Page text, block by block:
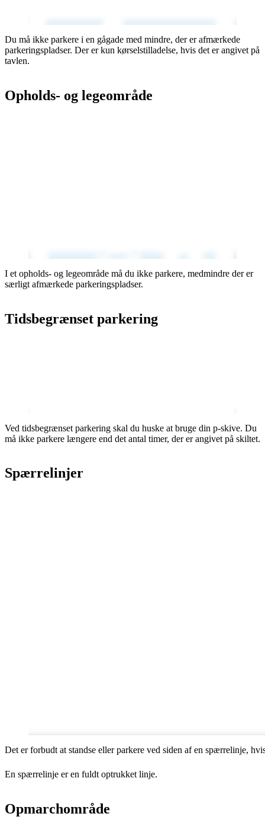
Du må ikke parkere i en gågade med mindre, der er afmærkede
parkeringspladser. Der er kun kørselstilladelse, hvis det er angivet på
tavlen.
Opholds- og legeområde
I et opholds- og legeområde må du ikke parkere, medmindre der er
særligt afmærkede parkeringspladser.
Tidsbegrænset parkering
Ved tidsbegrænset parkering skal du huske at bruge din p-skive. Du
må ikke parkere længere end det antal timer, der er angivet på skiltet.
Spærrelinjer
Det er forbudt at standse eller parkere ved siden af en spærrelinje,
En spærrelinje er en fuldt optrukket linje.
Opmarchområde